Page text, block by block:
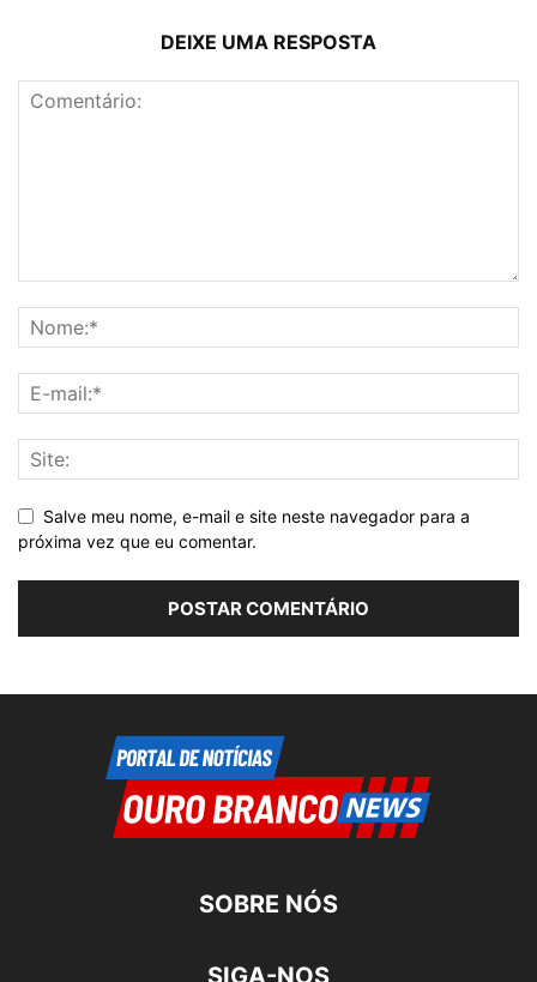
DEIXE UMA RESPOSTA
Salve meu nome, e-mail e site neste navegador para a
próxima vez que eu comentar.
SOBRE NÓS
SIGA-NOS